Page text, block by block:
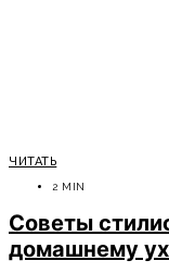
ЧИТАТЬ
2 MIN
Советы
домашнему